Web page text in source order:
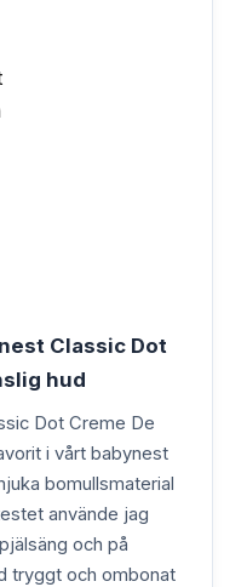
Classic Dot
hud
Dot Creme De
i vårt babynest
bomullsmaterial
använde jag
och på
tryggt och ombonat